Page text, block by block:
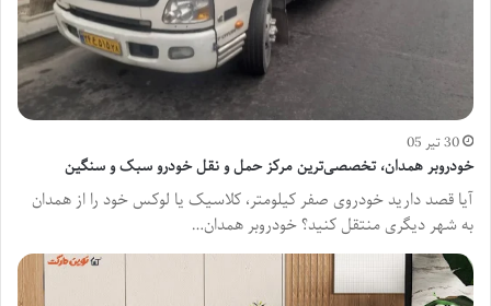
30 تیر 05
خودروبر همدان، تخصصی‌ترین مرکز حمل و نقل خودرو سبک و سنگین
آیا قصد دارید خودروی صفر کیلومتر، کلاسیک یا لوکس خود را از همدان
به شهر دیگری منتقل کنید؟ خودروبر همدان…